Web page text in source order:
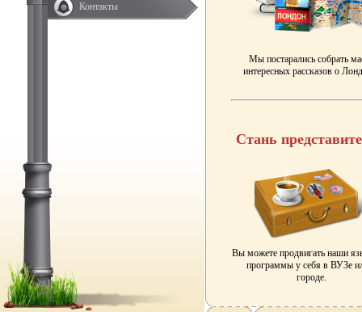
Контакты
Мы постарались собрать
интересных рассказов о
Стань
Вы можете продвигать наши
программы у себя в ВУЗе
городе.